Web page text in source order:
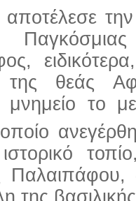
της θεάς
μνημείο το
Παλαιπάφου,
της